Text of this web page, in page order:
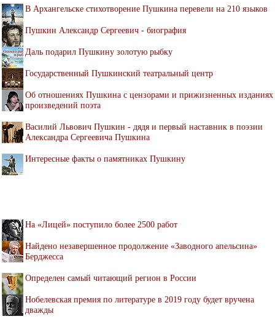
В Архангельске стихотворение Пушкина перевели на 210 языков
Пушкин Александр Сергеевич - биография
Даль подарил Пушкину золотую рыбку
Государственный Пушкинский театральный центр
Об отношениях Пушкина с цензорами и прижизненных изданиях
произведений поэта
Василий Львович Пушкин - дядя и первый наставник в поэзии
Александра Сергеевича Пушкина
Интересные факты о памятниках Пушкину
На «Лицей» поступило более 2500 работ
Найдено незавершенное продолжение «Заводного апельсина»
Берджесса
Определен самый читающий регион в России
Нобелевская премия по литературе в 2019 году будет вручена
дважды